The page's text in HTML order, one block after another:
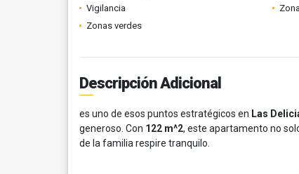
Vigilancia
Zonas verdes
Descripción Adicional
es uno de esos puntos estratégicos en Las
generoso. Con 122 m^2, este apartamento no
de la familia respire tranquilo.